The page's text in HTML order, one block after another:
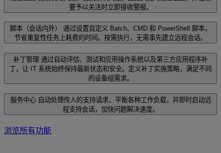
要予以关注时立即接收警报。
脚本（会话内外）
通过设置自定义 Batch、CMD 和 PowerShell 脚本，
节省重复性任务上耗费的时间。按需执行，无需事先建立远程会话。
补丁管理 通过自动评估、测试和应用操作系统以及第三方应用程序补
丁，让 IT 系统始终保持最新状态和安全。定义补丁实施策略，满足不同
的设备组需求。
服务中心 自动处理传入的支持请求、平衡各种工作负载，并即时启动远
程支持会话，加快问题解决速度。
浏览所有功能